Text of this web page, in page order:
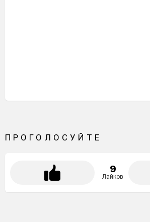
ПРОГОЛОСУЙТЕ
9
Лайков